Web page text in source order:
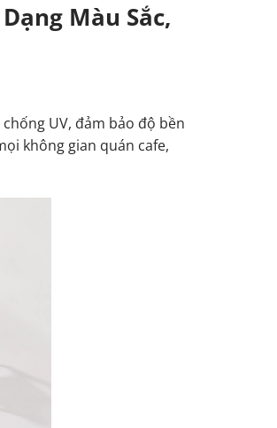
Màu Sắc,
UV, đảm bảo độ bền
không gian quán cafe,